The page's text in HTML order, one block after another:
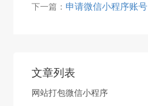
下一篇： 申请微信小程序账号
文章列表
网站打包微信小程序